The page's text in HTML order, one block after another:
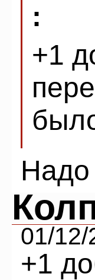
:
+1
01/12/
+1